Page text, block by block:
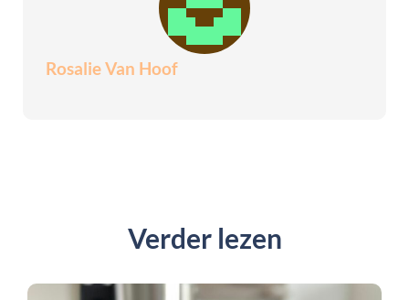
Rosalie Van Hoof
Verder lezen